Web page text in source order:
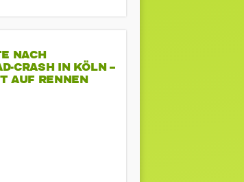
NACH
CRASH IN KÖLN –
AUF RENNEN